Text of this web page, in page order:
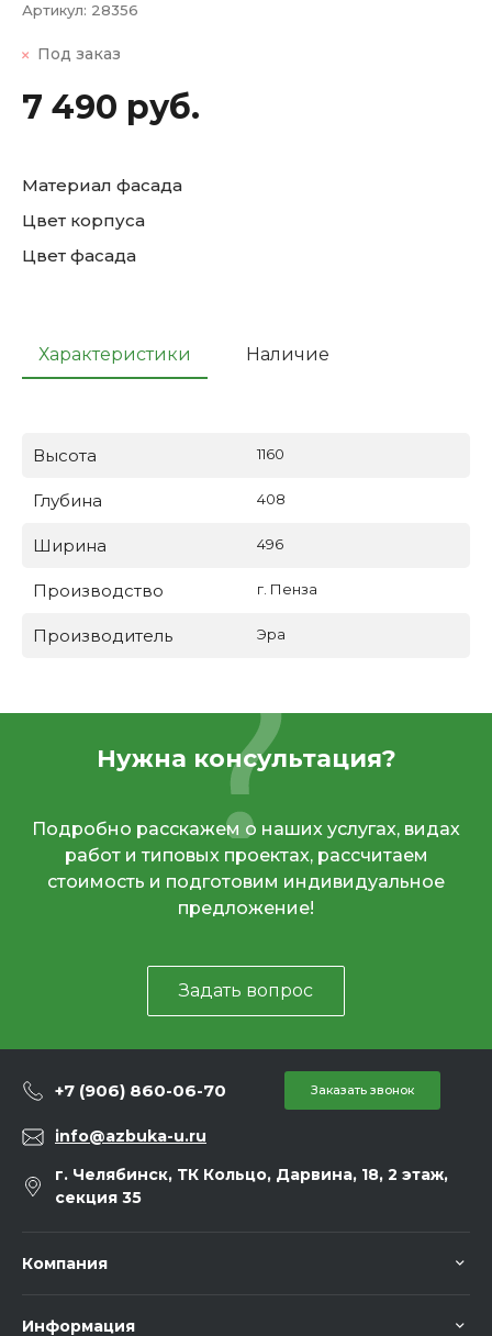
Артикул: 28356
Под заказ
7 490 руб.
Материал фасада
Цвет корпуса
Цвет фасада
Характеристики Наличие
Высота 1160
Глубина 408
Ширина 496
Производство г. Пенза
Производитель Эра
Нужна консультация?
Подробно расскажем о наших услугах, видах
работ и типовых проектах, рассчитаем
стоимость и подготовим индивидуальное
предложение!
Задать вопрос
+7 (906) 860-06-70 Заказать звонок
info@azbuka-u.ru
г. Челябинск, ТК Кольцо, Дарвина, 18, 2 этаж,
секция 35
Компания
Информация